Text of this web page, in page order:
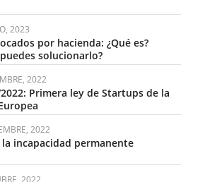
2023
por hacienda: ¿Qué es?
solucionarlo?
2022
Primera ley de Startups de la
2022
la incapacidad permanente
2022